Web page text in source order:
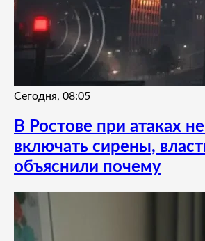
Сегодня, 08:05
В Ростове при атаках
включать сирены,
объяснили почему